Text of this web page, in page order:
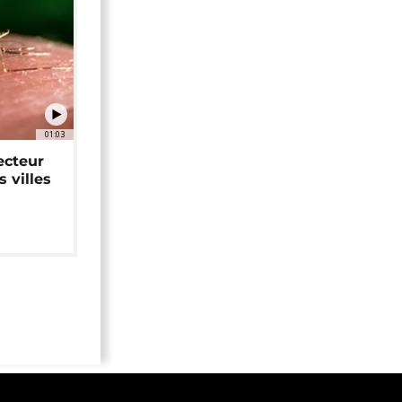
01:03
villes